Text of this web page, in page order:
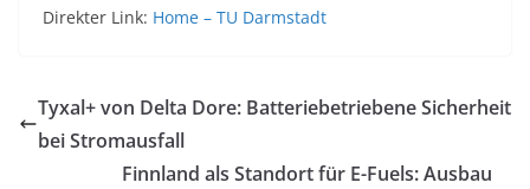
Direkter Link: Home – TU Darmstadt
Tyxal+ von Delta Dore: Batteriebetriebene Sicherheit
bei Stromausfall
Finnland als Standort für E-Fuels: Ausbau